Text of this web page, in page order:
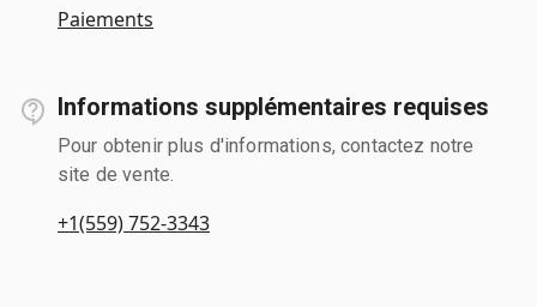
Paiements
Informations supplémentaires requises
Pour obtenir plus d'informations, contactez notre
site de vente.
+1(559) 752-3343